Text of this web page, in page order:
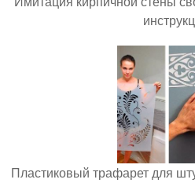
Пластиковый трафарет для